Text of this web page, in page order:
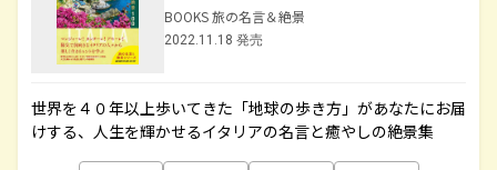
BOOKS 旅の名言＆絶景
2022.11.18 発売
世界を４０年以上歩いてきた「地球の歩き方」があなたにお届
けする、人生を輝かせるイタリアの名言と癒やしの絶景集